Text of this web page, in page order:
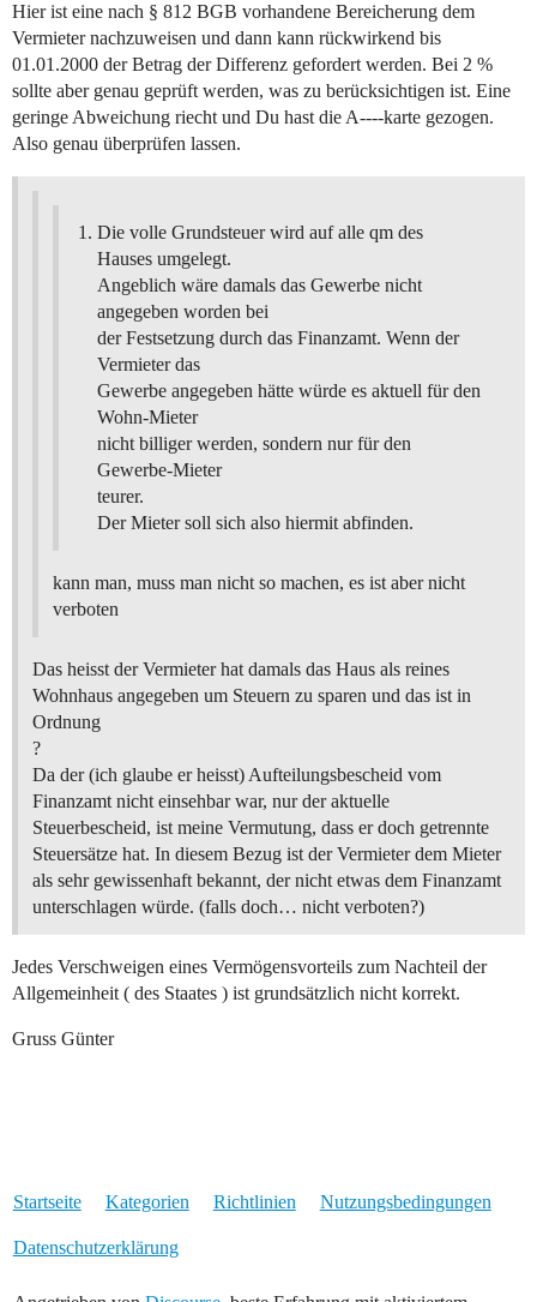
Hier ist eine nach § 812 BGB vorhandene Bereicherung dem
Vermieter nachzuweisen und dann kann rückwirkend bis
01.01.2000 der Betrag der Differenz gefordert werden. Bei 2 %
sollte aber genau geprüft werden, was zu berücksichtigen ist. Eine
geringe Abweichung riecht und Du hast die A----karte gezogen.
Also genau überprüfen lassen.
Die volle Grundsteuer wird auf alle qm des
Hauses umgelegt.
Angeblich wäre damals das Gewerbe nicht
angegeben worden bei
der Festsetzung durch das Finanzamt. Wenn der
Vermieter das
Gewerbe angegeben hätte würde es aktuell für den
Wohn-Mieter
nicht billiger werden, sondern nur für den
Gewerbe-Mieter
teurer.
Der Mieter soll sich also hiermit abfinden.
kann man, muss man nicht so machen, es ist aber nicht
verboten
Das heisst der Vermieter hat damals das Haus als reines
Wohnhaus angegeben um Steuern zu sparen und das ist in
Ordnung
?
Da der (ich glaube er heisst) Aufteilungsbescheid vom
Finanzamt nicht einsehbar war, nur der aktuelle
Steuerbescheid, ist meine Vermutung, dass er doch getrennte
Steuersätze hat. In diesem Bezug ist der Vermieter dem Mieter
als sehr gewissenhaft bekannt, der nicht etwas dem Finanzamt
unterschlagen würde. (falls doch… nicht verboten?)
Jedes Verschweigen eines Vermögensvorteils zum Nachteil der
Allgemeinheit ( des Staates ) ist grundsätzlich nicht korrekt.
Gruss Günter
Startseite Kategorien Richtlinien Nutzungsbedingungen
Datenschutzerklärung